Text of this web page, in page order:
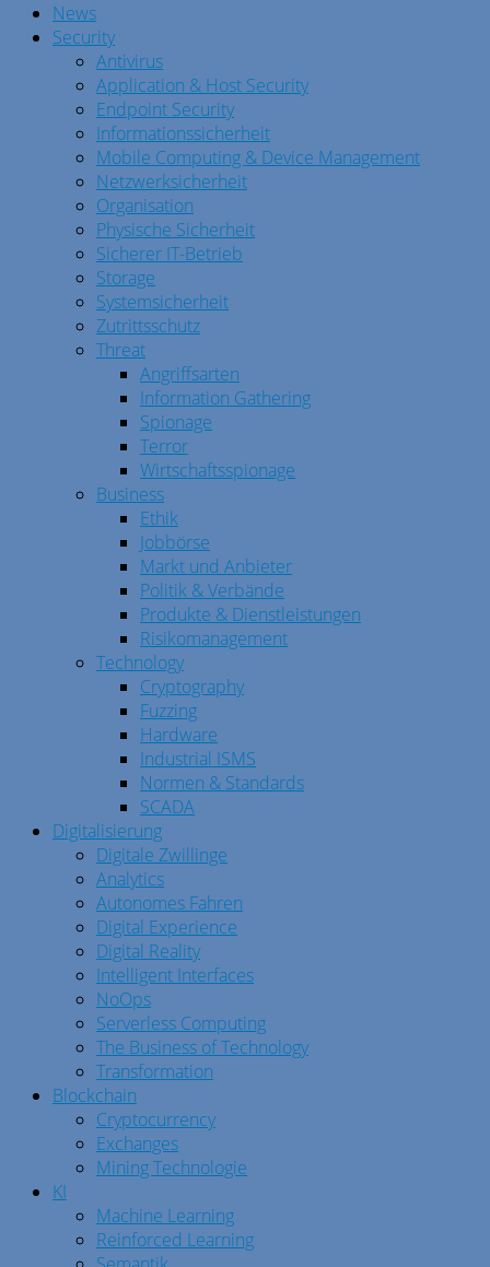
News
Security
Antivirus
Application & Host Security
Endpoint Security
Informationssicherheit
Mobile Computing & Device Management
Netzwerksicherheit
Organisation
Physische Sicherheit
Sicherer IT-Betrieb
Storage
Systemsicherheit
Zutrittsschutz
Threat
Angriffsarten
Information Gathering
Spionage
Terror
Wirtschaftsspionage
Business
Ethik
Jobbörse
Markt und Anbieter
Politik & Verbände
Produkte & Dienstleistungen
Risikomanagement
Technology
Cryptography
Fuzzing
Hardware
Industrial ISMS
Normen & Standards
SCADA
Digitalisierung
Digitale Zwillinge
Analytics
Autonomes Fahren
Digital Experience
Digital Reality
Intelligent Interfaces
NoOps
Serverless Computing
The Business of Technology
Transformation
Blockchain
Cryptocurrency
Exchanges
Mining Technologie
KI
Machine Learning
Reinforced Learning